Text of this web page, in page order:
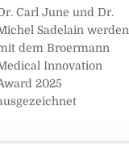
Carl June und Dr.
Sadelain werden
dem Broermann
Innovation
2025